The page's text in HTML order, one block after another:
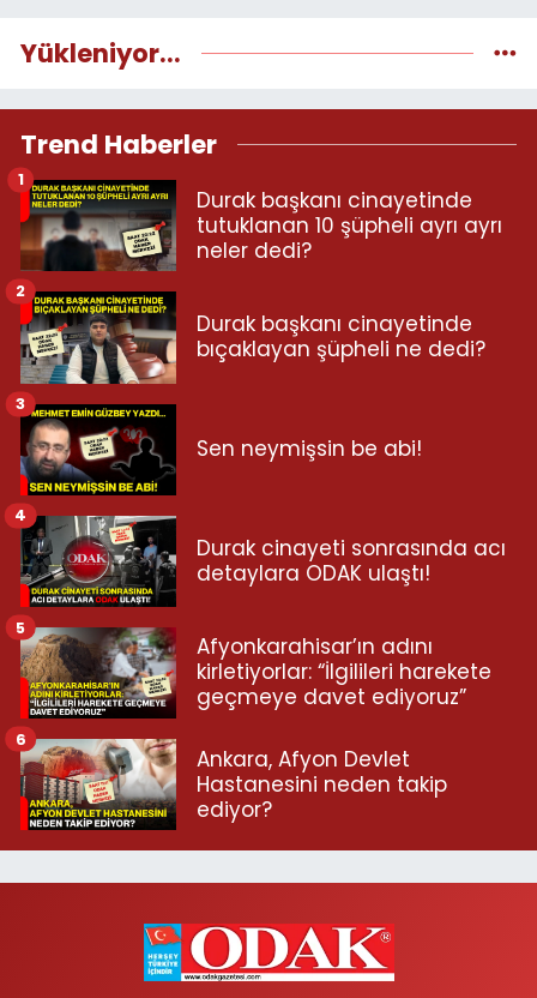
Yükleniyor...
Trend Haberler
Durak başkanı cinayetinde
tutuklanan 10 şüpheli ayrı ayrı
neler dedi?
1
Durak başkanı cinayetinde
bıçaklayan şüpheli ne dedi?
2
Sen neymişsin be abi!
3
Durak cinayeti sonrasında acı
detaylara ODAK ulaştı!
4
Afyonkarahisar’ın adını
kirletiyorlar: “İlgilileri harekete
geçmeye davet ediyoruz”
5
Ankara, Afyon Devlet
Hastanesini neden takip
ediyor?
6